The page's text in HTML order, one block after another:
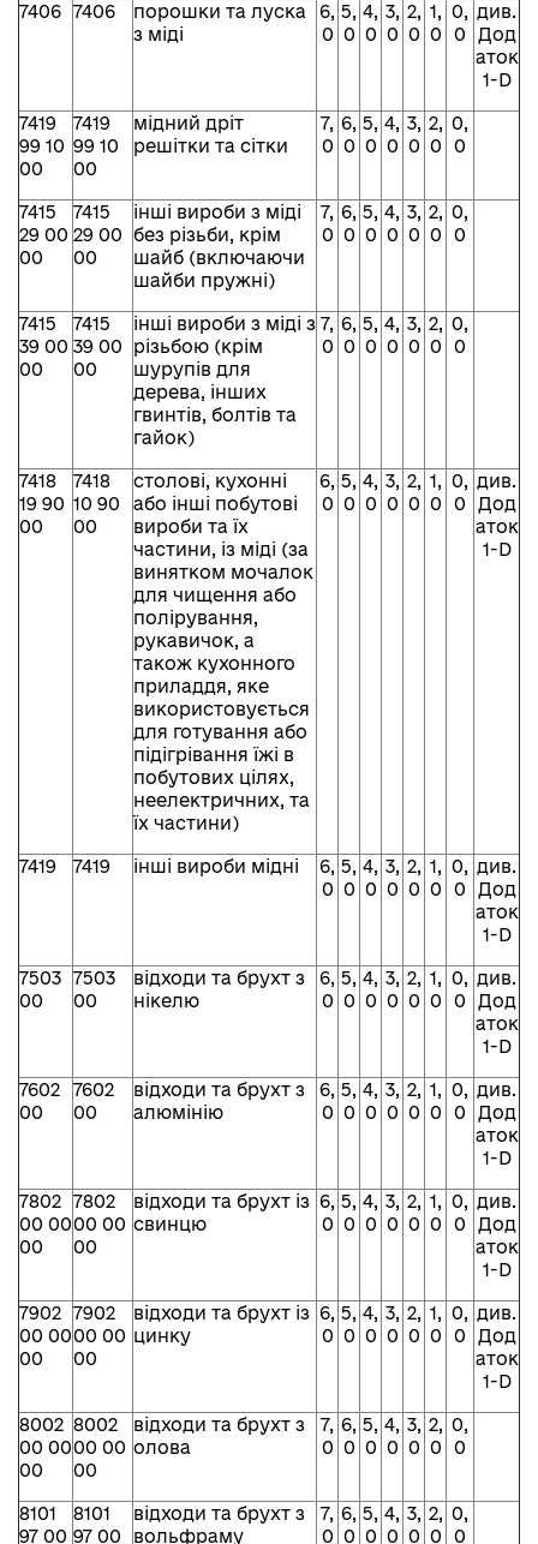
7406 7406
порошки та луска
з міді
6,
0
5,
0
4,
0
3,
0
2,
0
1,
0
0,
0
див.
Дод
аток
1-D
7419
99 10
00
7419
99 10
00
мідний дріт
решітки та сітки
7,
0
6,
0
5,
0
4,
0
3,
0
2,
0
0,
0
7415
29 00
00
7415
29 00
00
інші вироби з міді
без різьби, крім
шайб (включаючи
шайби пружні)
7,
0
6,
0
5,
0
4,
0
3,
0
2,
0
0,
0
7415
39 00
00
7415
39 00
00
інші вироби з міді з
різьбою (крім
шурупів для
дерева, інших
гвинтів, болтів та
гайок)
7,
0
6,
0
5,
0
4,
0
3,
0
2,
0
0,
0
7418
19 90
00
7418
10 90
00
столові, кухонні
або інші побутові
вироби та їх
частини, із міді (за
винятком мочалок
для чищення або
полірування,
рукавичок, а
також кухонного
приладдя, яке
використовується
для готування або
підігрівання їжі в
побутових цілях,
неелектричних, та
їх частини)
6,
0
5,
0
4,
0
3,
0
2,
0
1,
0
0,
0
див.
Дод
аток
1-D
7419 7419 інші вироби мідні
6,
0
5,
0
4,
0
3,
0
2,
0
1,
0
0,
0
див.
Дод
аток
1-D
7503
00
7503
00
відходи та брухт з
нікелю
6,
0
5,
0
4,
0
3,
0
2,
0
1,
0
0,
0
див.
Дод
аток
1-D
7602
00
7602
00
відходи та брухт з
алюмінію
6,
0
5,
0
4,
0
3,
0
2,
0
1,
0
0,
0
див.
Дод
аток
1-D
7802
00 00
00
7802
00 00
00
відходи та брухт із
свинцю
6,
0
5,
0
4,
0
3,
0
2,
0
1,
0
0,
0
див.
Дод
аток
1-D
7902
00 00
00
7902
00 00
00
відходи та брухт із
цинку
6,
0
5,
0
4,
0
3,
0
2,
0
1,
0
0,
0
див.
Дод
аток
1-D
8002
00 00
00
8002
00 00
00
відходи та брухт з
олова
7,
0
6,
0
5,
0
4,
0
3,
0
2,
0
0,
0
8101
97 00
8101
97 00
відходи та брухт з
вольфраму
7,
0
6,
0
5,
0
4,
0
3,
0
2,
0
0,
0